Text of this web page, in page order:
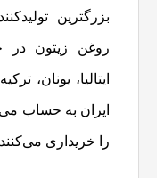
بزرگترین
روغن زیتون در
ایتالیا، یونان،
ایران به حساب
را خریداری